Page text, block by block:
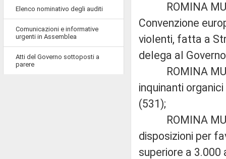
Elenco nominativo degli auditi
Comunicazioni e informative
urgenti in Assemblea
Atti del Governo sottoposti a
parere
ROMINA
Convenzione
violenti, fatta a
delega al
ROMINA
inquinanti
(531);
ROMINA
disposizioni per
superiore a